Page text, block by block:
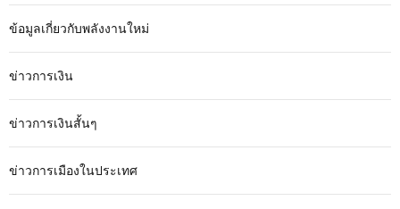
ข้อมูลเกี่ยวกับพลังงานใหม่
ข่าวการเงิน
ข่าวการเงินสั้นๆ
ข่าวการเมืองในประเทศ